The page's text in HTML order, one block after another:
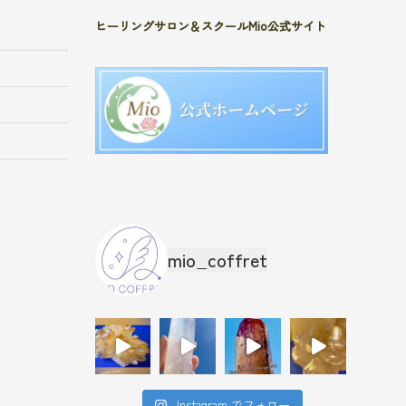
ヒーリングサロン＆スクールMio公式サイト
mio_coffret